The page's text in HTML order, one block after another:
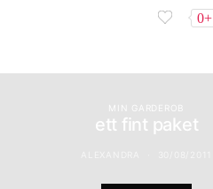
0+
MIN GARDEROB
ett fint paket